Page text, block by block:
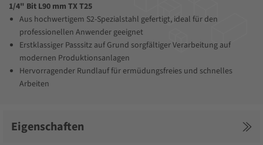
1/4" Bit L90 mm TX T25
Aus hochwertigem S2-Spezialstahl gefertigt, ideal für den
professionellen Anwender geeignet
Erstklassiger Passsitz auf Grund sorgfältiger Verarbeitung auf
modernen Produktionsanlagen
Hervorragender Rundlauf für ermüdungsfreies und schnelles
Arbeiten
Eigenschaften